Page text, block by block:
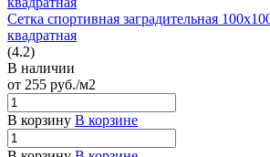
Сетка спортивная заградительная
квадратная
(4.2)
В наличии
от 255 руб./м2
В корзину В корзине